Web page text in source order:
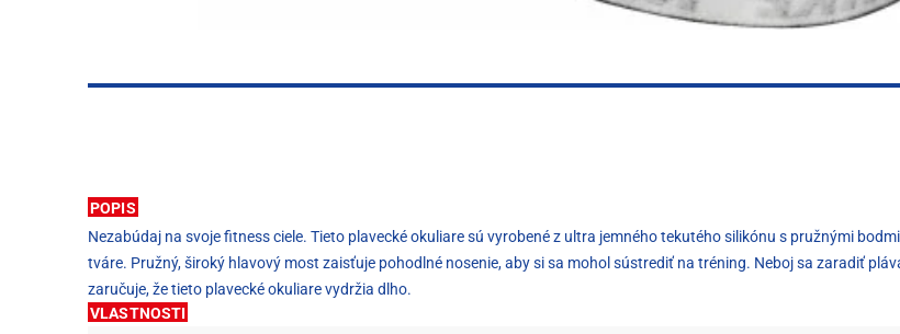
POPIS
Nezabúdaj na svoje fitness ciele. Tieto plavecké okuliare sú vyrobené z ultra jemného tekutého silikónu s pružnými
tváre. Pružný, široký hlavový most zaisťuje pohodlné nosenie, aby si sa mohol sústrediť na tréning. Neboj sa zaradiť
zaručuje, že tieto plavecké okuliare vydržia dlho.
VLASTNOSTI